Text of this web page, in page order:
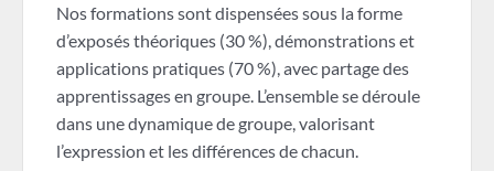
Nos formations sont dispensées sous la forme
d’exposés théoriques (30 %), démonstrations et
applications pratiques (70 %), avec partage des
apprentissages en groupe. L’ensemble se déroule
dans une dynamique de groupe, valorisant
l’expression et les différences de chacun.